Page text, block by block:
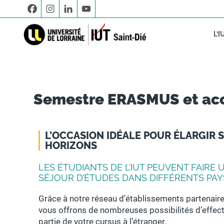
Presse
B.U.T. INFO – Informatique
Candidater en B.U.T. 2ème et 3ème
Semestre ERASMUS et
L’OCCASION IDÉALE POUR ÉLARGIR
HORIZONS
LES ÉTUDIANTS DE L’IUT PEUVENT FAIRE
SÉJOUR D’ÉTUDES DANS DIFFÉRENTS
Grâce à notre réseau d’établissements
vous offrons de nombreuses possibilités
partie de votre cursus à l’étranger.